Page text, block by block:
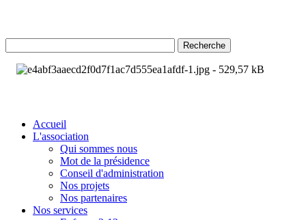
Recherche
Accueil
L'association
Qui sommes nous
Mot de la présidence
Conseil d'administration
Nos projets
Nos partenaires
Nos services